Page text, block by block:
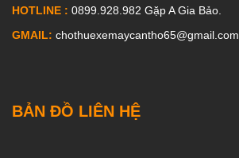
HOTLINE : 0899.928.982 Gặp A Gia Bảo.
GMAIL: chothuexemaycantho65@gmail.com
BẢN ĐỒ LIÊN HỆ